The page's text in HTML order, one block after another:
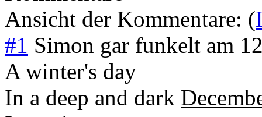
Ansicht der Kommentare: (
#1 Simon gar funkelt am
A winter's day
In a deep and dark